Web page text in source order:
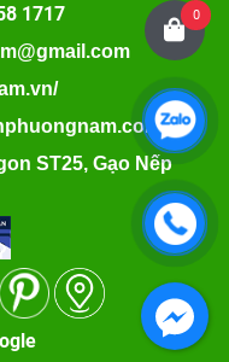
1717
ST25, Gạo Nếp
0